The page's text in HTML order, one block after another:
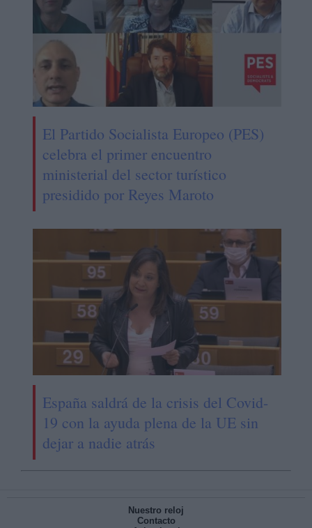
El Partido Socialista Europeo (PES)
celebra el primer encuentro
ministerial del sector turístico
presidido por Reyes Maroto
España saldrá de la crisis del Covid-
19 con la ayuda plena de la UE sin
dejar a nadie atrás
Nuestro reloj
Contacto